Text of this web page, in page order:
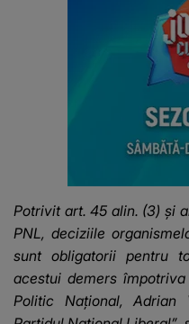
Potrivit art. 45 alin. (3) şi
PNL, deciziile
sunt obligatorii pentru
acestui demers
Politic Naţional,